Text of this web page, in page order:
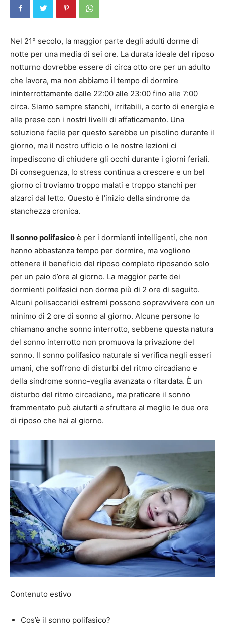
Nel 21° secolo, la maggior parte degli adulti dorme di
notte per una media di sei ore. La durata ideale del riposo
notturno dovrebbe essere di circa otto ore per un adulto
che lavora, ma non abbiamo il tempo di dormire
ininterrottamente dalle 22:00 alle 23:00 fino alle 7:00
circa. Siamo sempre stanchi, irritabili, a corto di energia e
alle prese con i nostri livelli di affaticamento. Una
soluzione facile per questo sarebbe un pisolino durante il
giorno, ma il nostro ufficio o le nostre lezioni ci
impediscono di chiudere gli occhi durante i giorni feriali.
Di conseguenza, lo stress continua a crescere e un bel
giorno ci troviamo troppo malati e troppo stanchi per
alzarci dal letto. Questo è l’inizio della sindrome da
stanchezza cronica.
Il sonno polifasico è per i dormienti intelligenti, che non
hanno abbastanza tempo per dormire, ma vogliono
ottenere il beneficio del riposo completo riposando solo
per un paio d’ore al giorno. La maggior parte dei
dormienti polifasici non dorme più di 2 ore di seguito.
Alcuni polisaccaridi estremi possono sopravvivere con un
minimo di 2 ore di sonno al giorno. Alcune persone lo
chiamano anche sonno interrotto, sebbene questa natura
del sonno interrotto non promuova la privazione del
sonno. Il sonno polifasico naturale si verifica negli esseri
umani, che soffrono di disturbi del ritmo circadiano e
della sindrome sonno-veglia avanzata o ritardata. È un
disturbo del ritmo circadiano, ma praticare il sonno
frammentato può aiutarti a sfruttare al meglio le due ore
di riposo che hai al giorno.
Contenuto estivo
Cos’è il sonno polifasico?